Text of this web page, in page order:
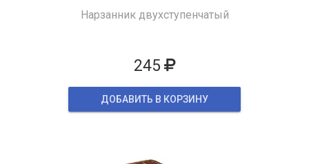
Нарзанник двухступенчатый
245
ДОБАВИТЬ В КОРЗИНУ